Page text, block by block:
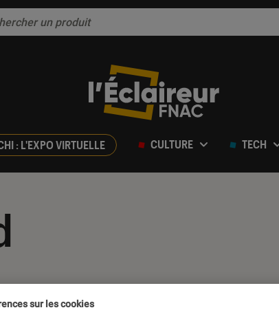
: L'EXPO VIRTUELLE CULTURE TECH
sur les cookies